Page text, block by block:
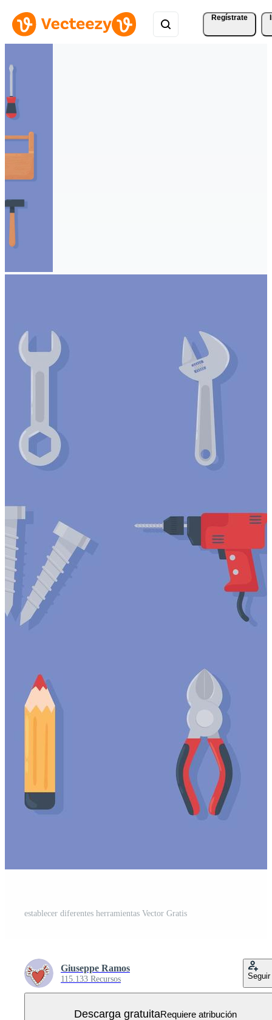
Regístrate
establecer diferentes herramientas Vector Gratis
Giuseppe Ramos
115.133 Recursos Seguir
Descarga gratuitaRequiere atribución